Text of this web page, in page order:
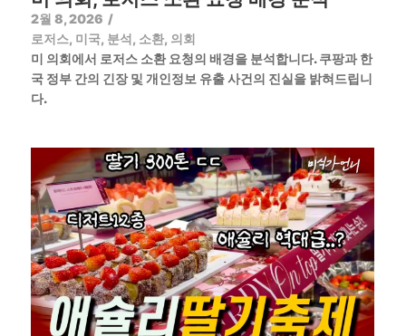
2월 8, 2026 /
로저스, 미국, 분석, 소환, 의회
미 의회에서 로저스 소환 요청의 배경을 분석합니다. 쿠팡과 한
국 정부 간의 긴장 및 개인정보 유출 사건의 진실을 밝혀드립니
다.